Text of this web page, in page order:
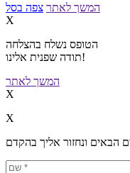
המשך לאתר צפה בסל
X
הטופס נשלח בהצלחה
תודה שפנית אלינו!
המשך לאתר
X
X
הבאים ונחזור אליך בהקדם